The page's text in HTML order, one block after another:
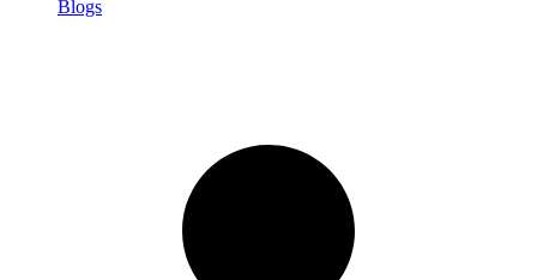
Blogs